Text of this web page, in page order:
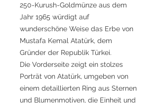
250-Kurush-Goldmünze aus dem
Jahr 1965 würdigt auf
wunderschöne Weise das Erbe von
Mustafa Kemal Atatürk, dem
Gründer der Republik Türkei.
Die Vorderseite zeigt ein stolzes
Porträt von Atatürk, umgeben von
einem detaillierten Ring aus Sternen
und Blumenmotiven, die Einheit und